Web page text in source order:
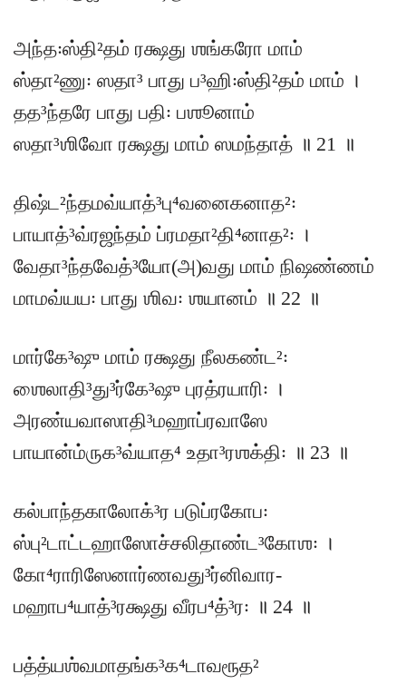
அந்த꞉ஸ்தி²தம் ரக்ஷது ஶங்கரோ மாம்
ஸ்தா²ணு꞉ ஸதா³ பாது ப³ஹி꞉ஸ்தி²தம் மாம் ।
தத³ந்தரே பாது பதி꞉ பஶூனாம்
ஸதா³ஶிவோ ரக்ஷது மாம் ஸமந்தாத் ॥ 21 ॥
திஷ்ட²ந்தமவ்யாத்³பு⁴வனைகனாத²꞉
பாயாத்³வ்ரஜந்தம் ப்ரமதா²தி⁴னாத²꞉ ।
வேதா³ந்தவேத்³யோ(அ)வது மாம் நிஷண்ணம்
மாமவ்யய꞉ பாது ஶிவ꞉ ஶயானம் ॥ 22 ॥
மார்கே³ஷு மாம் ரக்ஷது நீலகண்ட²꞉
ஶைலாதி³து³ர்கே³ஷு புரத்ரயாரி꞉ ।
அரண்யவாஸாதி³மஹாப்ரவாஸே
பாயான்ம்ருக³வ்யாத⁴ உதா³ரஶக்தி꞉ ॥ 23 ॥
கல்பாந்தகாலோக்³ர படுப்ரகோப꞉
ஸ்பு²டாட்டஹாஸோச்சலிதாண்ட³கோஶ꞉ ।
கோ⁴ராரிஸேனார்ணவது³ர்னிவார-
மஹாப⁴யாத்³ரக்ஷது வீரப⁴த்³ர꞉ ॥ 24 ॥
பத்த்யஶ்வமாதங்க³க⁴டாவரூத²